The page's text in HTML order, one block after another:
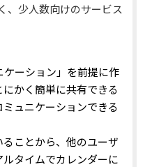
、少人数向けのサービス
ーション」を前提に作
かく簡単に共有できる
ュニケーションできる
ことから、他のユーザ
タイムでカレンダーに